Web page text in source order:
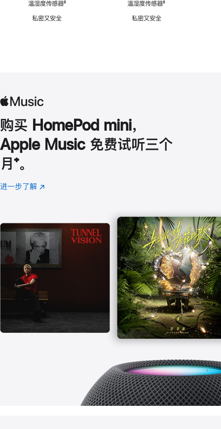
温湿度传感器脚
⁶
私密又安全
温湿度传感器脚
⁶
私密又安全
购买 HomePod mini，
Apple Music 免费试听三个
月 脚
注
⁺。
进一步了解 Apple
(在
口
中
打
开)